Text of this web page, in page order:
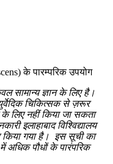
के पारम्परिक उपयोग
सामान्य ज्ञान के लिए है।
चिकित्सक से ज़रूर
लिए नहीं किया जा सकता
इलाहाबाद विश्विद्यालय
गया है। इस सूची का
अधिक पौधों के पारंपरिक